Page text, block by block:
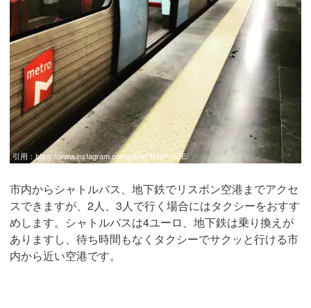
引用： https://www.instagram.com/p/BwFNx2Fnn3E/
市内からシャトルバス、地下鉄でリスボン空港までアクセ
スできますが、2人、3人で行く場合にはタクシーをおすす
めします。シャトルバスは4ユーロ、地下鉄は乗り換えが
ありますし、待ち時間もなくタクシーでサクッと行ける市
内から近い空港です。